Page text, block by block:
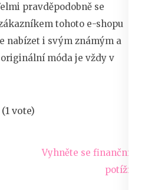
pravděpodobně se
tohoto e-shopu
nabízet i svým známým a
móda je vždy v
vote)
Vyhněte se finančním
potížím